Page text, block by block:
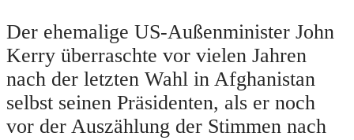
Der ehemalige US-Außenminister John
Kerry überraschte vor vielen Jahren
nach der letzten Wahl in Afghanistan
selbst seinen Präsidenten, als er noch
vor der Auszählung der Stimmen nach